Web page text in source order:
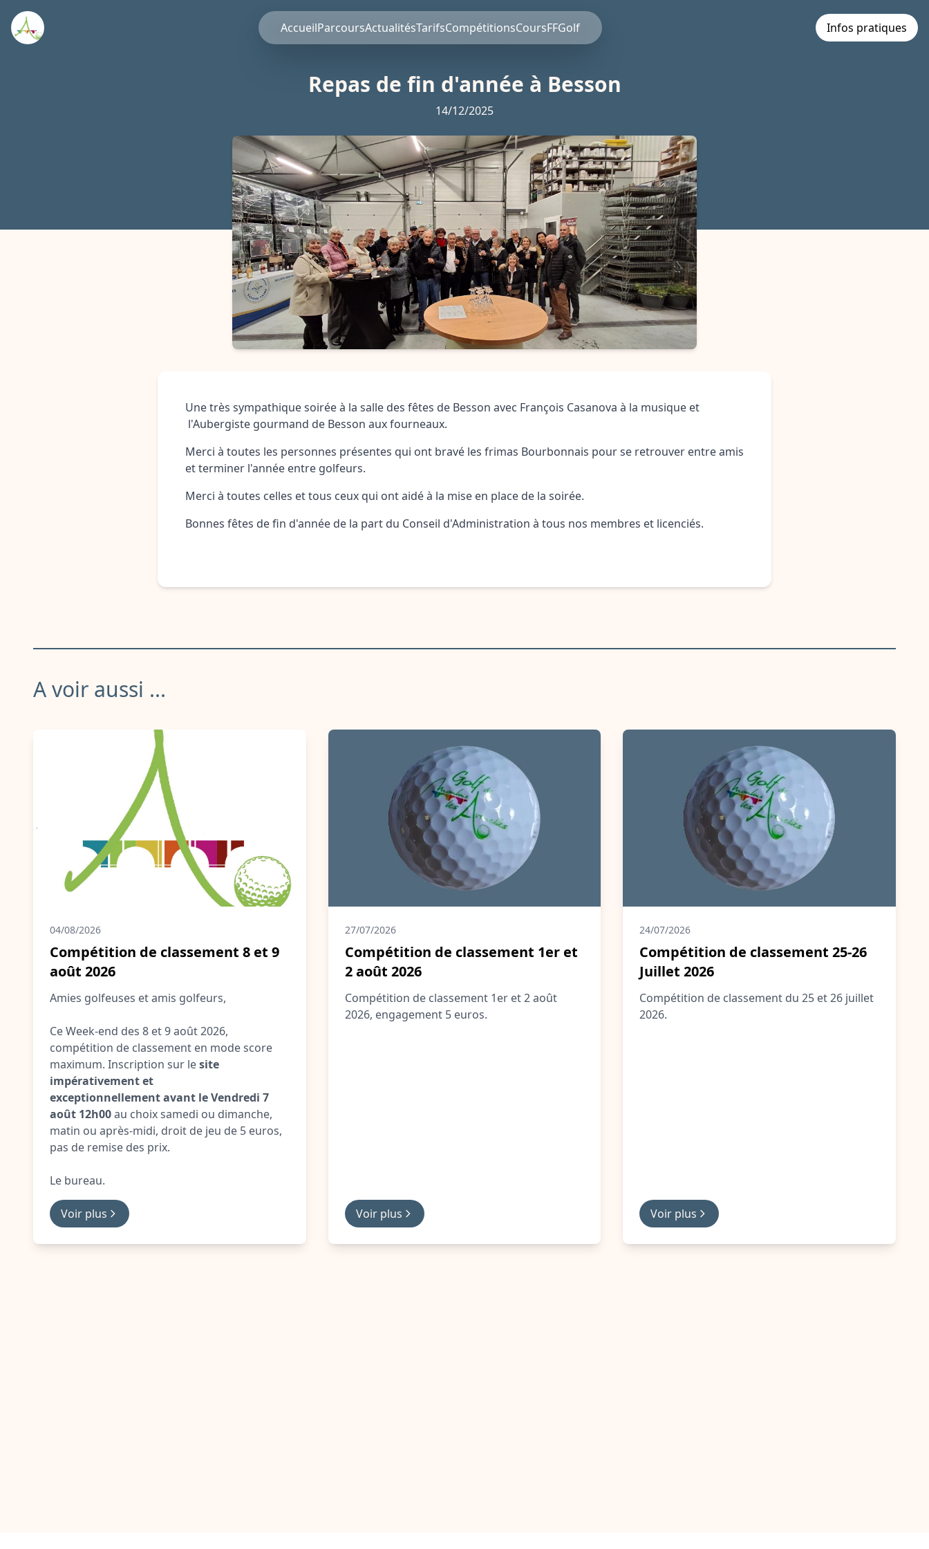
AccueilParcoursActualitésTarifsCompétitionsCoursFFGolf Infos pratiques
Repas de fin d'année à Besson
14/12/2025
Une très sympathique soirée à la salle des fêtes de Besson avec François Casanova à la musique et
l'Aubergiste gourmand de Besson aux fourneaux.
Merci à toutes les personnes présentes qui ont bravé les frimas Bourbonnais pour se retrouver entre amis
et terminer l'année entre golfeurs.
Merci à toutes celles et tous ceux qui ont aidé à la mise en place de la soirée.
Bonnes fêtes de fin d'année de la part du Conseil d'Administration à tous nos membres et licenciés.
A voir aussi ...
04/08/2026
Compétition de classement 8 et 9
août 2026
Amies golfeuses et amis golfeurs,
Ce Week-end des 8 et 9 août 2026,
compétition de classement en mode score
maximum. Inscription sur lesite
impérativement et
exceptionnellement avant le Vendredi 7
août 12h00au choix samedi ou dimanche,
matin ou après-midi, droit de jeu de 5 euros,
pas de remise des prix.
Le bureau.
Voir plus
27/07/2026
Compétition de classement 1er et
2 août 2026
Compétition de classement 1er et 2 août
2026, engagement 5 euros.
Voir plus
24/07/2026
Compétition de classement 25-26
Juillet 2026
Compétition de classement du 25 et 26 juillet
2026.
Voir plus